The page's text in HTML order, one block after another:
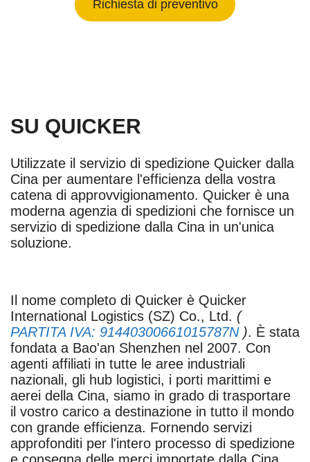
Richiesta di preventivo
SU QUICKER
Utilizzate il servizio di spedizione Quicker dalla
Cina per aumentare l'efficienza della vostra
catena di approvvigionamento. Quicker è una
moderna agenzia di spedizioni che fornisce un
servizio di spedizione dalla Cina in un'unica
soluzione.
Il nome completo di Quicker è Quicker
International Logistics (SZ) Co., Ltd. (
PARTITA IVA: 91440300661015787N). È stata
fondata a Bao'an Shenzhen nel 2007. Con
agenti affiliati in tutte le aree industriali
nazionali, gli hub logistici, i porti marittimi e
aerei della Cina, siamo in grado di trasportare
il vostro carico a destinazione in tutto il mondo
con grande efficienza. Fornendo servizi
approfonditi per l'intero processo di spedizione
e consegna delle merci importate dalla Cina,